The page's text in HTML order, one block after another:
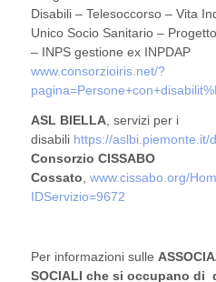
Disabili – Telesoccorso – Vita
Unico Socio Sanitario –
– INPS gestione ex INPDAP
www.consorzioiris.net/?
ASL BIELLA , servizi per i
disabili https://aslbi.piemonte.it/
Consorzio CISSABO
Cossato www.cissabo.org/
IDServizio=9672
Per informazioni sulle
SOCIALI che si occupano di